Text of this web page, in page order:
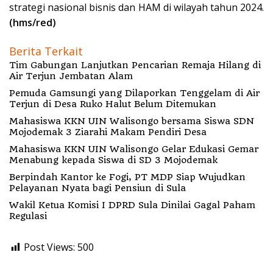
strategi nasional bisnis dan HAM di wilayah tahun 2024.
(hms/red)
Berita Terkait
Tim Gabungan Lanjutkan Pencarian Remaja Hilang di
Air Terjun Jembatan Alam
Pemuda Gamsungi yang Dilaporkan Tenggelam di Air
Terjun di Desa Ruko Halut Belum Ditemukan
Mahasiswa KKN UIN Walisongo bersama Siswa SDN
Mojodemak 3 Ziarahi Makam Pendiri Desa
Mahasiswa KKN UIN Walisongo Gelar Edukasi Gemar
Menabung kepada Siswa di SD 3 Mojodemak
Berpindah Kantor ke Fogi, PT MDP Siap Wujudkan
Pelayanan Nyata bagi Pensiun di Sula
Wakil Ketua Komisi I DPRD Sula Dinilai Gagal Paham
Regulasi
Post Views: 500